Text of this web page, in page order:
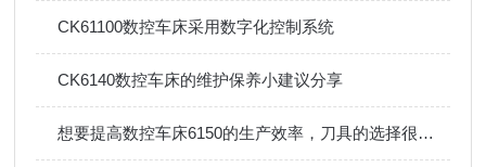
CK61100数控车床采用数字化控制系统
CK6140数控车床的维护保养小建议分享
想要提高数控车床6150的生产效率，刀具的选择很关键